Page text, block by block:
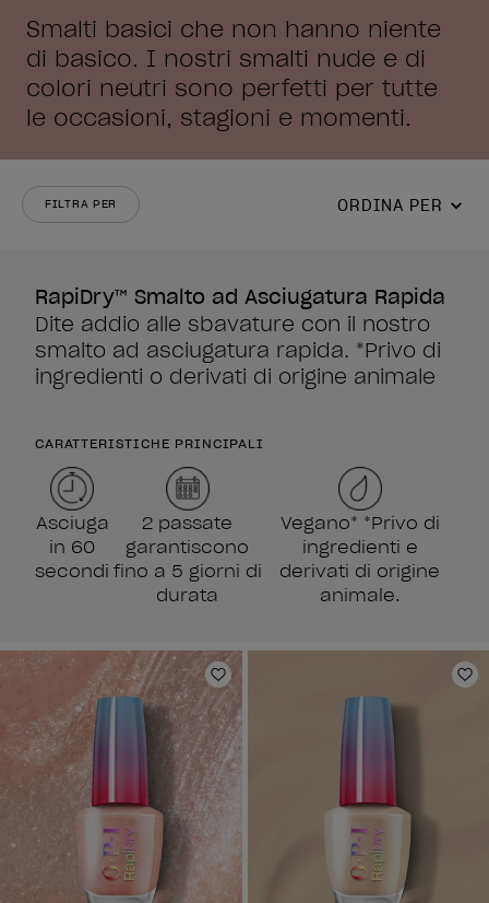
Smalti basici che non hanno niente
di basico. I nostri smalti nude e di
colori neutri sono perfetti per tutte
le occasioni, stagioni e momenti.
FILTRA PER ORDINA PER
RapiDry™ Smalto ad Asciugatura Rapida
Dite addio alle sbavature con il nostro
smalto ad asciugatura rapida. *Privo di
ingredienti o derivati di origine animale
CARATTERISTICHE PRINCIPALI
Asciuga
in 60
secondi
2 passate
garantiscono
fino a 5 giorni di
durata
Vegano* *Privo di
ingredienti e
derivati di origine
animale.
Aggiungi alla lista dei desideri